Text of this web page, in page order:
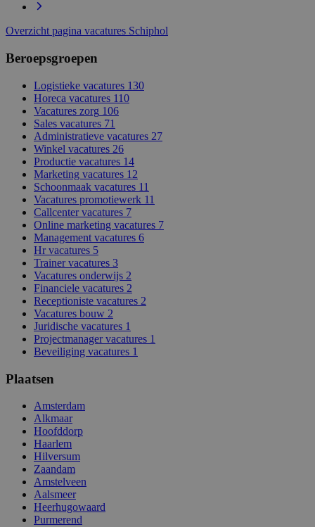
Overzicht pagina vacatures Schiphol
Beroepsgroepen
Logistieke vacatures 130
Horeca vacatures 110
Vacatures zorg 106
Sales vacatures 71
Administratieve vacatures 27
Winkel vacatures 26
Productie vacatures 14
Marketing vacatures 12
Schoonmaak vacatures 11
Vacatures promotiewerk 11
Callcenter vacatures 7
Online marketing vacatures 7
Management vacatures 6
Hr vacatures 5
Trainer vacatures 3
Vacatures onderwijs 2
Financiele vacatures 2
Receptioniste vacatures 2
Vacatures bouw 2
Juridische vacatures 1
Projectmanager vacatures 1
Beveiliging vacatures 1
Plaatsen
Amsterdam
Alkmaar
Hoofddorp
Haarlem
Hilversum
Zaandam
Amstelveen
Aalsmeer
Heerhugowaard
Purmerend